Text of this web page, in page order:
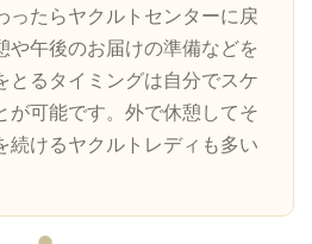
ったらヤクルトセンターに戻
や午後のお届けの準備などを
とるタイミングは自分でスケ
が可能です。外で休憩してそ
続けるヤクルトレディも多い